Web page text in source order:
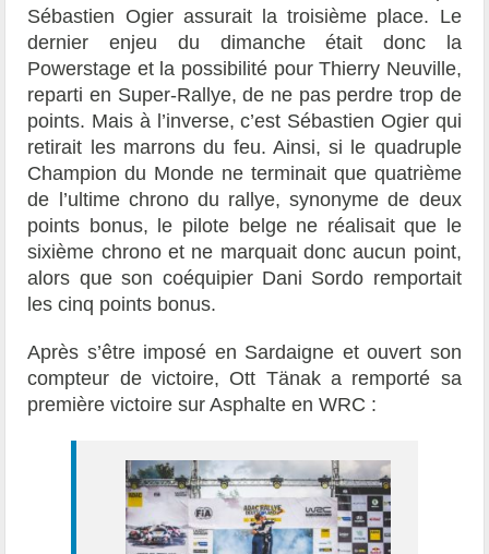
Sébastien Ogier assurait la troisième place. Le
dernier enjeu du dimanche était donc la
Powerstage et la possibilité pour Thierry Neuville,
reparti en Super-Rallye, de ne pas perdre trop de
points. Mais à l’inverse, c’est Sébastien Ogier qui
retirait les marrons du feu. Ainsi, si le quadruple
Champion du Monde ne terminait que quatrième
de l’ultime chrono du rallye, synonyme de deux
points bonus, le pilote belge ne réalisait que le
sixième chrono et ne marquait donc aucun point,
alors que son coéquipier Dani Sordo remportait
les cinq points bonus.
Après s’être imposé en Sardaigne et ouvert son
compteur de victoire, Ott Tänak a remporté sa
première victoire sur Asphalte en WRC :